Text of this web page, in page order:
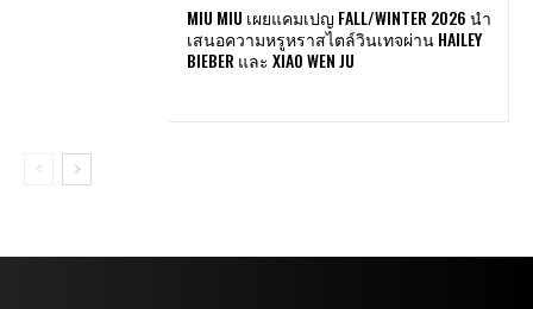
MIU MIU เผยแคมเปญ FALL/WINTER 2026 นำ
เสนอความหรูหราสไตล์วินเทจผ่าน HAILEY
BIEBER และ XIAO WEN JU